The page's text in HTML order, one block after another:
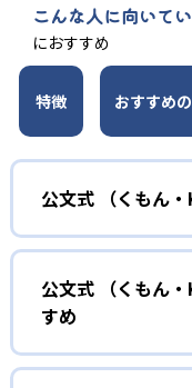
こんな人に向いて
におすすめ
特徴 おすすめ
公文式 （くもん
01
KUMONでは、年齢
力に応じたレベルか
確実に100点が取れ
公文式 （くもん
すめ